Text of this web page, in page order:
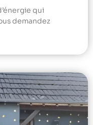
qui
demandez